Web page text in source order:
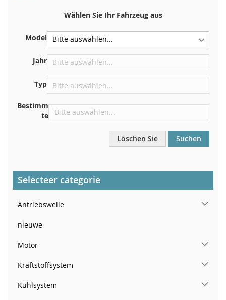
Zulassungsbescheinigung. Und auch im Auto
Auf der Bodenplatte für den rechten Vordersitz
Zentrieren Sie es an der Trennwand unter der Haube
Direkt im Motorraum
Armaturenbrett
Wählen Sie Ihr Fahrzeug aus
Model
Jahr
Typ
Bestimm
te
Löschen Sie Suchen
Selecteer categorie
Antriebswelle
nieuwe
Motor
Kraftstoffsystem
Kühlsystem